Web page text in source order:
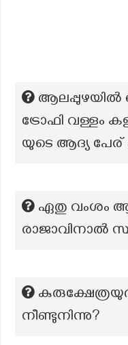
ആലപ്പുഴയിൽ
ട്രോഫി വള്ളം
യുടെ ആദ്യ പേര്
ഏതു വംശം
രാജാവിനാൽ
നീണ്ടുനിന്നു?